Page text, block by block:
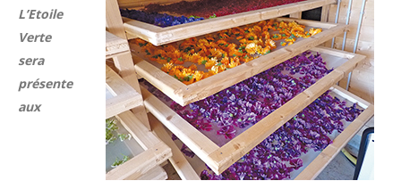
L’Etoile
Verte
sera
présente
aux